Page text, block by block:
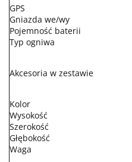
GPS
Gniazda we/wy
Pojemność baterii
Typ ogniwa
Akcesoria w zestawie
Kolor
Wysokość
Szerokość
Głębokość
Waga